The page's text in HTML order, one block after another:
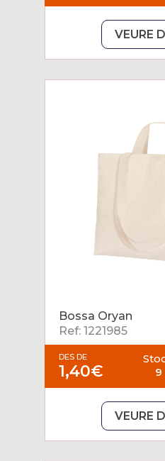
VEURE
Bossa Oryan
Ref: 1221985
DES DE
1,40€
9
VEURE